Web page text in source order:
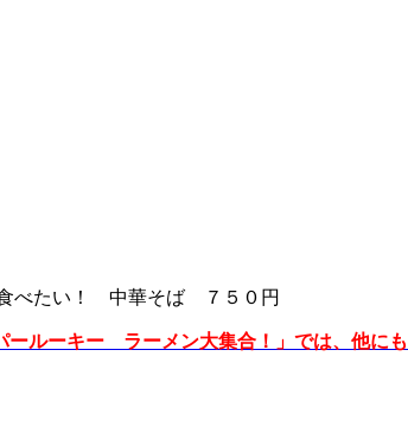
べたい！ 中華そば ７５０円
ルーキー ラーメン大集合！」では、他に